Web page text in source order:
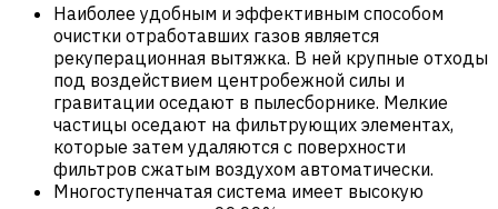
Наиболее удобным и эффективным способом
очистки отработавших газов является
рекуперационная вытяжка. В ней крупные отходы
под воздействием центробежной силы и
гравитации оседают в пылесборнике. Мелкие
частицы оседают на фильтрующих элементах,
которые затем удаляются с поверхности
фильтров сжатым воздухом автоматически.
Многоступенчатая система имеет высокую